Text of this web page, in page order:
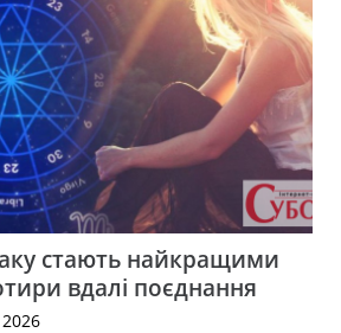
стають найкращими
вдалі поєднання